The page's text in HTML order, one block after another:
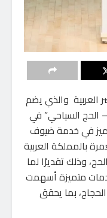
والذي يضم
الحج السياحي” في
في خدمة ضيوف
بالمملكة العربية
وذلك تقديرًا لما
متميزة أسهمت
بما يحقق